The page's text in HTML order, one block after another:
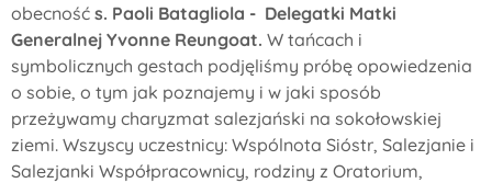
obecność s. Paoli Batagliola - Delegatki Matki
Generalnej Yvonne Reungoat. W tańcach i
symbolicznych gestach podjęliśmy próbę opowiedzenia
o sobie, o tym jak poznajemy i w jaki sposób
przeżywamy charyzmat salezjański na sokołowskiej
ziemi. Wszyscy uczestnicy: Wspólnota Sióstr, Salezjanie i
Salezjanki Współpracownicy, rodziny z Oratorium,